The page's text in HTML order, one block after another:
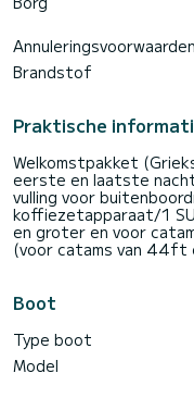
Annuleringsvoorwaarden
Brandstof
Praktische
Welkomstpakket
eerste en laatste
vulling voor
koffiezetapparaat/1
en groter en voor
(voor catams van 44ft
Boot
Type boot
Model